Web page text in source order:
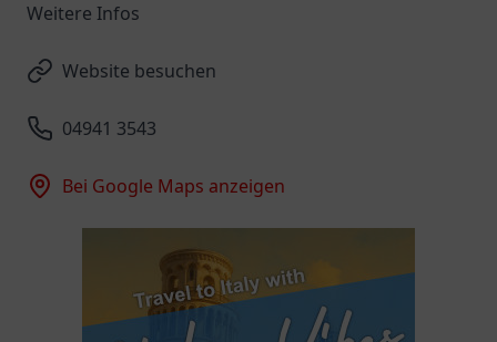
Weitere Infos
Website besuchen
04941 3543
Bei Google Maps anzeigen